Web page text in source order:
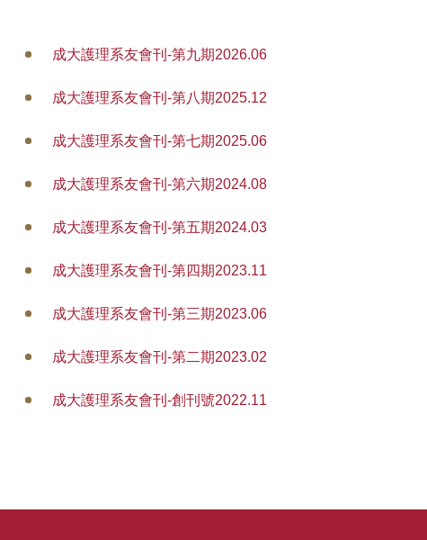
成大護理系友會刊-第九期2026.06
成大護理系友會刊-第八期2025.12
成大護理系友會刊-第七期2025.06
成大護理系友會刊-第六期2024.08
成大護理系友會刊-第五期2024.03
成大護理系友會刊-第四期2023.11
成大護理系友會刊-第三期2023.06
成大護理系友會刊-第二期2023.02
成大護理系友會刊-創刊號2022.11